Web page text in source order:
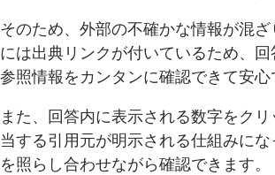
そのため、外部の不確かな情報が混
には出典リンクが付いているため、
参照情報をカンタンに確認できて安心
また、回答内に表示される数字をク
当する引用元が明示される仕組みに
を照らし合わせながら確認できます。